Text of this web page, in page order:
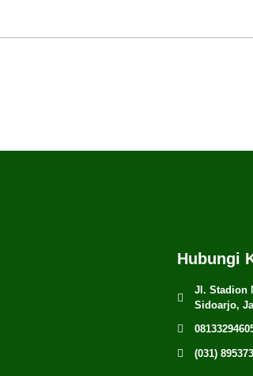
Hubungi
Jl. Stadion
Sidoarjo,
(031)